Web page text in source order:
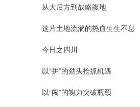
从大后方到战略腹地
这片土地流淌的热血生生不息
今日之四川
以“拼”的劲头抢抓机遇
以“闯”的魄力突破瓶颈